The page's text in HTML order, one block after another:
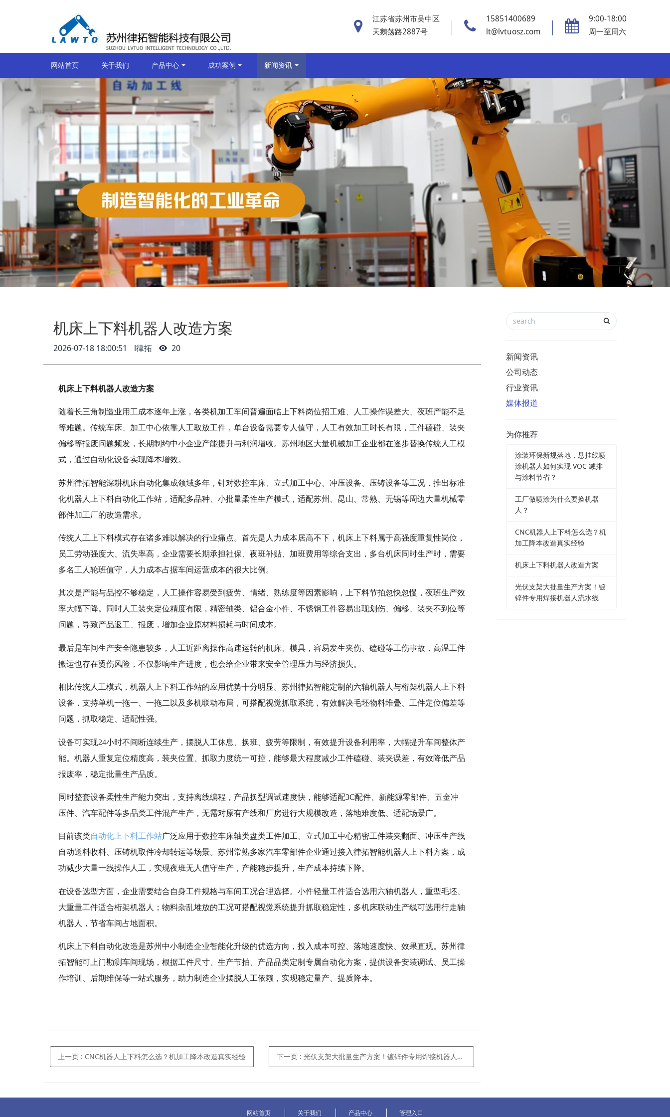
江苏省苏州市吴中区
天鹅荡路2887号
15851400689
lt@lvtuosz.com
9:00-18:00
周一至周六
网站首页 关于我们 产品中心 成功案例 新闻资讯
机床上下料机器人改造方案
2026-07-18 18:00:51 l律拓 20
机床上下料机器人改造方案
随着长三角制造业用工成本逐年上涨，各类机加工车间普遍面临上下料岗位招工难、人工操作误差大、夜班产能不足
等难题。传统车床、加工中心依靠人工取放工件，单台设备需要专人值守，人工有效加工时长有限，工件磕碰、装夹
偏移等报废问题频发，长期制约中小企业产能提升与利润增收。苏州地区大量机械加工企业都在逐步替换传统人工模
式，通过自动化设备实现降本增效。
苏州律拓智能深耕机床自动化集成领域多年，针对数控车床、立式加工中心、冲压设备、压铸设备等工况，推出标准
化机器人上下料自动化工作站，适配多品种、小批量柔性生产模式，适配苏州、昆山、常熟、无锡等周边大量机械零
部件加工厂的改造需求。
传统人工上下料模式存在诸多难以解决的行业痛点。首先是人力成本居高不下，机床上下料属于高强度重复性岗位，
员工劳动强度大、流失率高，企业需要长期承担社保、夜班补贴、加班费用等综合支出，多台机床同时生产时，需要
多名工人轮班值守，人力成本占据车间运营成本的很大比例。
其次是产能与品控不够稳定，人工操作容易受到疲劳、情绪、熟练度等因素影响，上下料节拍忽快忽慢，夜班生产效
率大幅下降。同时人工装夹定位精度有限，精密轴类、铝合金小件、不锈钢工件容易出现划伤、偏移、装夹不到位等
问题，导致产品返工、报废，增加企业原材料损耗与时间成本。
最后是车间生产安全隐患较多，人工近距离操作高速运转的机床、模具，容易发生夹伤、磕碰等工伤事故，高温工件
搬运也存在烫伤风险，不仅影响生产进度，也会给企业带来安全管理压力与经济损失。
相比传统人工模式，机器人上下料工作站的应用优势十分明显。苏州律拓智能定制的六轴机器人与桁架机器人上下料
设备，支持单机一拖一、一拖二以及多机联动布局，可搭配视觉抓取系统，有效解决毛坯物料堆叠、工件定位偏差等
问题，抓取稳定、适配性强。
设备可实现24小时不间断连续生产，摆脱人工休息、换班、疲劳等限制，有效提升设备利用率，大幅提升车间整体产
能。机器人重复定位精度高，装夹位置、抓取力度统一可控，能够最大程度减少工件磕碰、装夹误差，有效降低产品
报废率，稳定批量生产品质。
同时整套设备柔性生产能力突出，支持离线编程，产品换型调试速度快，能够适配3C配件、新能源零部件、五金冲
压件、汽车配件等多品类工件混产生产，无需对原有产线和厂房进行大规模改造，落地难度低、适配场景广。
目前该类自动化上下料工作站广泛应用于数控车床轴类盘类工件加工、立式加工中心精密工件装夹翻面、冲压生产线
自动送料收料、压铸机取件冷却转运等场景。苏州常熟多家汽车零部件企业通过接入律拓智能机器人上下料方案，成
功减少大量一线操作人工，实现夜班无人值守生产，产能稳步提升，生产成本持续下降。
在设备选型方面，企业需要结合自身工件规格与车间工况合理选择。小件轻量工件适合选用六轴机器人，重型毛坯、
大重量工件适合桁架机器人；物料杂乱堆放的工况可搭配视觉系统提升抓取稳定性，多机床联动生产线可选用行走轴
机器人，节省车间占地面积。
机床上下料自动化改造是苏州中小制造企业智能化升级的优选方向，投入成本可控、落地速度快、效果直观。苏州律
拓智能可上门勘测车间现场，根据工件尺寸、生产节拍、产品品类定制专属自动化方案，提供设备安装调试、员工操
作培训、后期维保等一站式服务，助力制造企业摆脱人工依赖，实现稳定量产、提质降本。
上一页 : CNC机器人上下料怎么选？机加工降本改造真实经验 下一页 : 光伏支架大批量生产方案！镀锌件专用焊接机器人流水线
新闻资讯
公司动态
行业资讯
媒体报道
为你推荐
涂装环保新规落地，悬挂线喷
涂机器人如何实现 VOC 减排
与涂料节省？
工厂做喷涂为什么要换机器
人？
CNC机器人上下料怎么选？机
加工降本改造真实经验
机床上下料机器人改造方案
光伏支架大批量生产方案！镀
锌件专用焊接机器人流水线
网站首页 关于我们 产品中心 管理入口